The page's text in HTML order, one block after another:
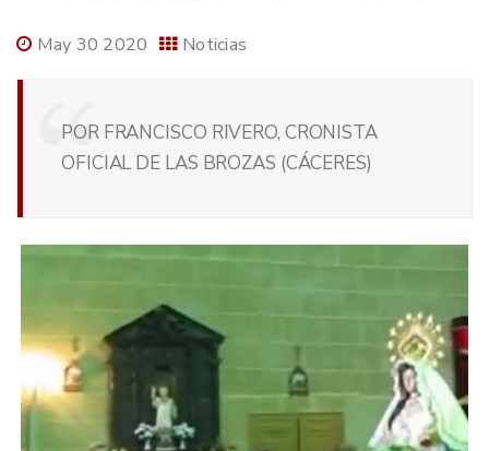
May 30 2020 Noticias
POR FRANCISCO RIVERO, CRONISTA
OFICIAL DE LAS BROZAS (CÁCERES)